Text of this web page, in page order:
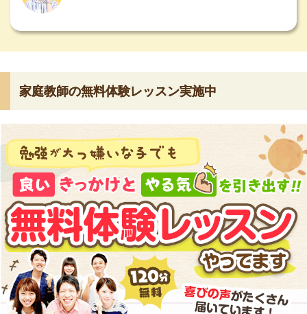
家庭教師の無料体験レッスン実施中